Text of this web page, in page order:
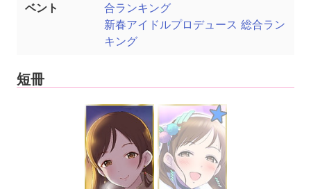
ベント
合ランキング
新春アイドルプロデュース 総合ラン
キング
短冊